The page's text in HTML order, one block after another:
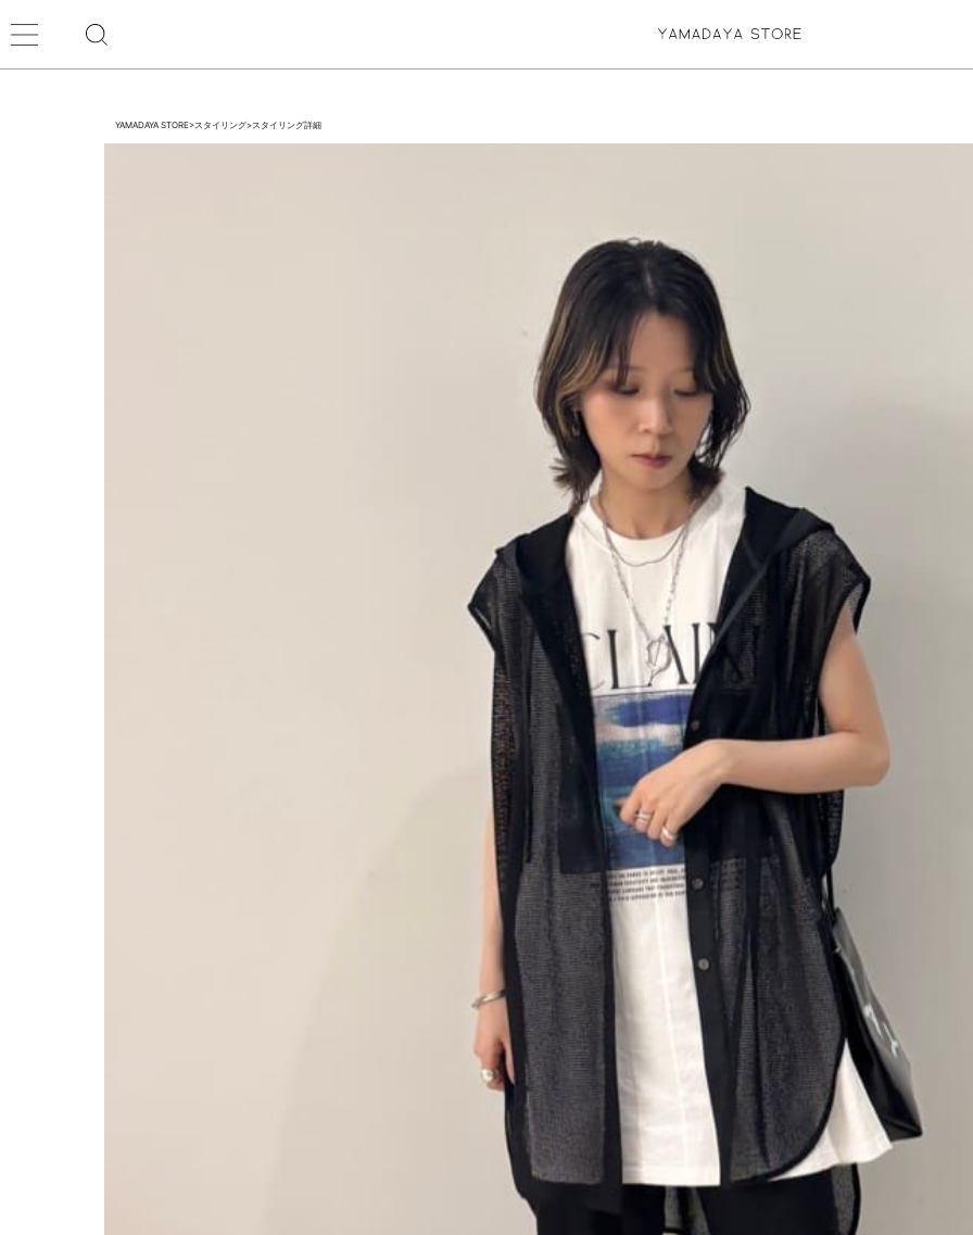
YAMADAYA STORE>スタイリング>スタイリング詳細